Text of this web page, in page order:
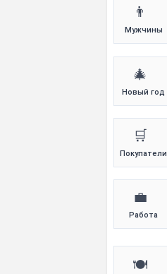
👨
Мужчины
🎄
Новый год
🛒
Покупатели
💼
Работа
🍽️